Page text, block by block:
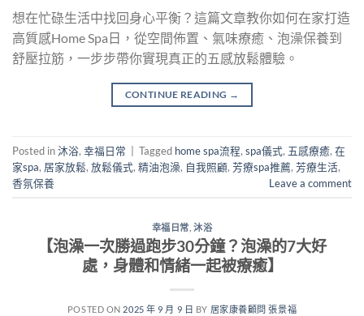
想在忙碌生活中找回身心平衡？這篇文章教你如何在家打造
高質感Home Spa日，從空間佈置、氣味療癒、泡澡保養到
舒壓拉筋，一步步帶你實現真正的五感放鬆體驗。
CONTINUE READING →
Posted in沐浴, 幸福日常 | Tagged home spa流程, spa儀式, 五感療癒, 在
家spa, 居家放鬆, 放鬆儀式, 精油泡澡, 自我照顧, 芳療spa推薦, 芳療生活,
香氛保養
Leave a comment
幸福日常 ,沐浴
【泡澡一次勝過跑步30分鐘？泡澡的7大好
處，身體和情緒一起被療癒】
POSTED ON 2025 年 9 月 9 日 BY 居家康養顧問 張景福